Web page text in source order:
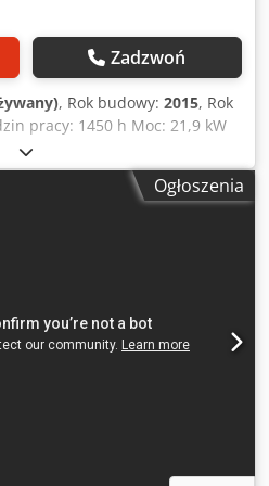
Im Gewerbepark 11 99441
Zadzwoń
, Rok budowy: 2015, Rok
pracy: 1450 h Moc: 21,9 kW
udźwig: 2500 kg
wysokość
Ogłoszenia